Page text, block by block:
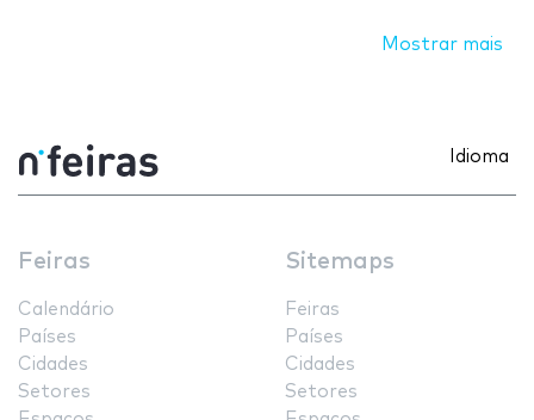
Mostrar mais
Idioma
Feiras
Calendário
Países
Cidades
Setores
Sitemaps
Feiras
Países
Cidades
Setores